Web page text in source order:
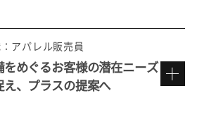
、初めての接客へ
アパレル販売員
をめぐるお客様の潜在ニーズ
え、プラスの提案へ